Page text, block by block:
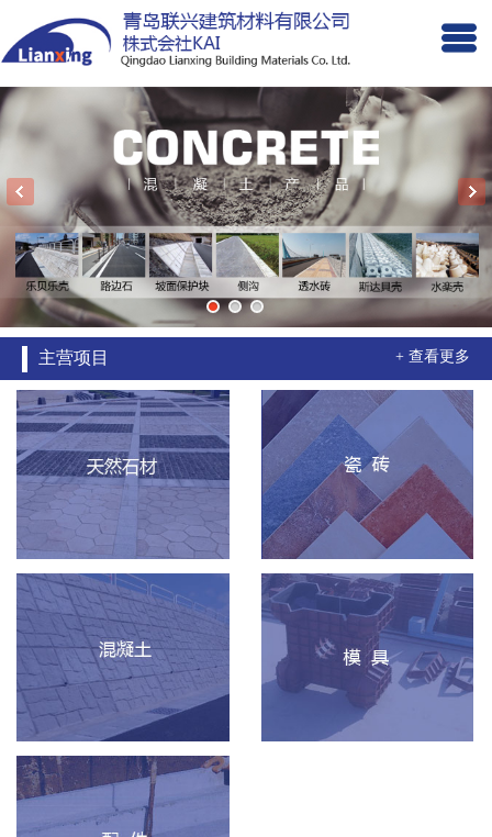
+ 查看更多
主营项目